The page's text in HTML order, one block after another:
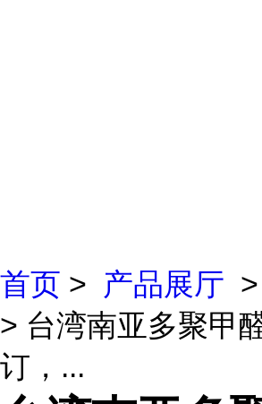
首页 > 产品展厅 >
> 台湾南亚多聚甲
订，...